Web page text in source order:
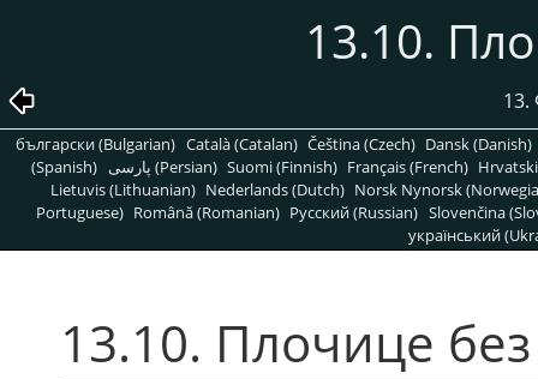
13.10.
13.
български (Bulgarian) Català (Catalan) Čeština (Czech) Dansk (Danish)
(Spanish)
پارسی (Persian) Suomi (Finnish) Français (French)
Lietuvis (Lithuanian) Nederlands (Dutch) Norsk Nynorsk
Portuguese) Română (Romanian) Pусский (Russian) Slovenčina
український
13.10. Плочице